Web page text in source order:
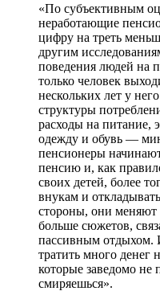
«По субъективным
неработающие
цифру на треть
другим
поведения людей на
только человек
нескольких лет у
структуры
расходы на питание,
одежду и обувь —
пенсионеры
пенсию и, как
своих детей, более
внукам и
стороны, они меняют
больше сюжетов,
пассивным отдыхом.
тратить много денег
которые заведомо не
смиряешься».